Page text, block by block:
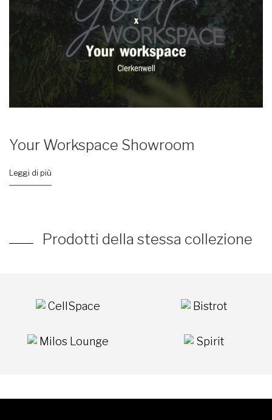
Your Workspace Showroom
Leggi di più
Prodotti della stessa collezione
CellSpace Bistrot
Milos Lounge Spirit